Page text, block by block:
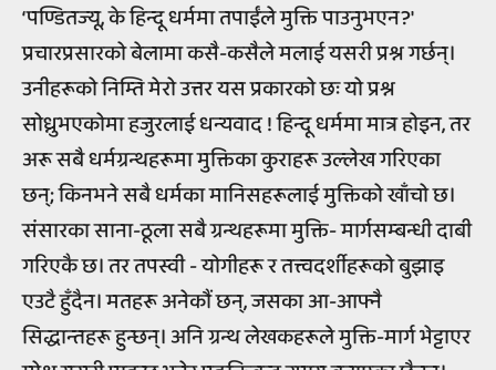
‘पण्डितज्यू, के हिन्दू धर्ममा तपाईंले मुक्ति पाउनुभएन?'
प्रचारप्रसारको बेलामा कसै-कसैले मलाई यसरी प्रश्न गर्छन्।
उनीहरूको निम्ति मेरो उत्तर यस प्रकारको छः यो प्रश्न
सोध्नुभएकोमा हजुरलाई धन्यवाद ! हिन्दू धर्ममा मात्र होइन, तर
अरू सबै धर्मग्रन्थहरूमा मुक्तिका कुराहरू उल्लेख गरिएका
छन्; किनभने सबै धर्मका मानिसहरूलाई मुक्तिको खाँचो छ।
संसारका साना-ठूला सबै ग्रन्थहरूमा मुक्ति- मार्गसम्बन्धी दाबी
गरिएकै छ। तर तपस्वी - योगीहरू र तत्त्वदर्शीहरूको बुझाइ
एउटै हुँदैन। मतहरू अनेकौं छन्, जसका आ-आफ्नै
सिद्धान्तहरू हुन्छन्। अनि ग्रन्थ लेखकहरूले मुक्ति-मार्ग भेट्टाएर